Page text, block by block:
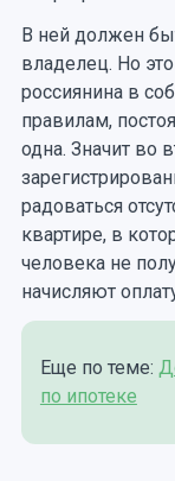
В ней должен
владелец. Но
россиянина в
правилам,
одна. Значит во
радоваться
квартире, в
человека не
начисляют
Еще по теме:
по ипотеке